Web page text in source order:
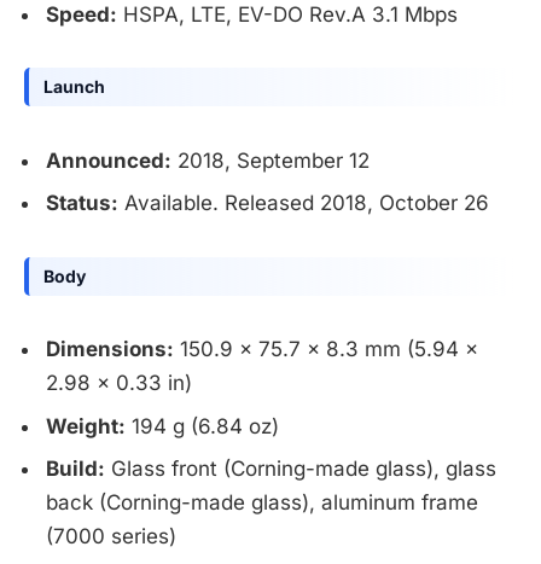
Speed: HSPA, LTE, EV-DO Rev.A 3.1 Mbps
Launch
Announced: 2018, September 12
Status: Available. Released 2018, October 26
Body
Dimensions: 150.9 x 75.7 x 8.3 mm (5.94 x
2.98 x 0.33 in)
Weight: 194 g (6.84 oz)
Build: Glass front (Corning-made glass), glass
back (Corning-made glass), aluminum frame
(7000 series)